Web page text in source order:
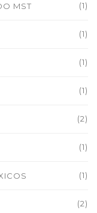
MST (1)
(1)
(1)
(1)
(2)
(1)
(1)
(2)